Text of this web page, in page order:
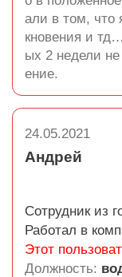
али в том, что
кновения и
ых 2 недели не
ение.
24.05.2021
Андрей
Сотрудник из
Работал в
Этот
Должность: